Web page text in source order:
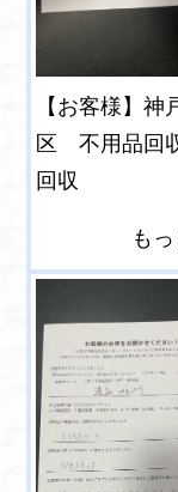
【お客様】神
区 不用品回
回収
も